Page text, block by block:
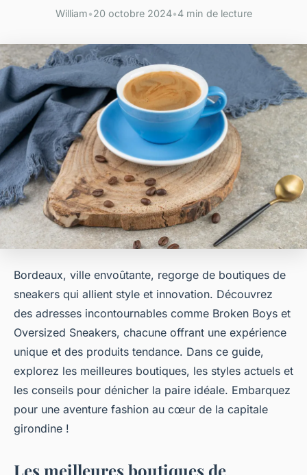
William•20 octobre 2024•4 min de lecture
Bordeaux, ville envoûtante, regorge de boutiques de
sneakers qui allient style et innovation. Découvrez
des adresses incontournables comme Broken Boys et
Oversized Sneakers, chacune offrant une expérience
unique et des produits tendance. Dans ce guide,
explorez les meilleures boutiques, les styles actuels et
les conseils pour dénicher la paire idéale. Embarquez
pour une aventure fashion au cœur de la capitale
girondine !
Les meilleures boutiques de